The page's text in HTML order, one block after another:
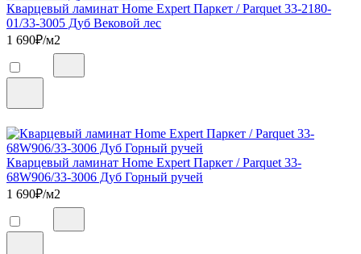
Кварцевый ламинат Home Expert Паркет / Parquet 33-2180-
01/33-3005 Дуб Вековой лес
1 690₽/м2
Кварцевый ламинат Home Expert Паркет / Parquet 33-
68W906/33-3006 Дуб Горный ручей
1 690₽/м2